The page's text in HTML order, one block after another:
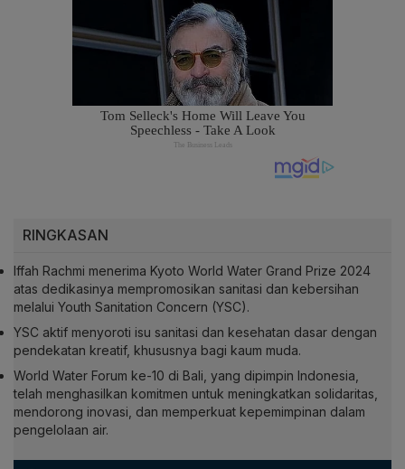
RINGKASAN
Iffah Rachmi menerima Kyoto World Water Grand Prize 2024
atas dedikasinya mempromosikan sanitasi dan kebersihan
melalui Youth Sanitation Concern (YSC).
YSC aktif menyoroti isu sanitasi dan kesehatan dasar dengan
pendekatan kreatif, khususnya bagi kaum muda.
World Water Forum ke-10 di Bali, yang dipimpin Indonesia,
telah menghasilkan komitmen untuk meningkatkan solidaritas,
mendorong inovasi, dan memperkuat kepemimpinan dalam
pengelolaan air.